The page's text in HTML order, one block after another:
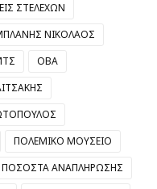
ΣΤΕΛΕΧΩΝ
ΝΙΚΟΛΑΟΣ
ΟΒΑ
ΠΟΛΕΜΙΚΟ ΜΟΥΣΕΙΟ
ΠΟΣΟΣΤΑ ΑΝΑΠΛΗΡΩΣΗΣ